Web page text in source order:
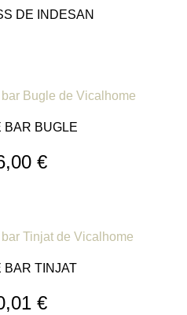
DE INDESAN
BAR BUGLE
€
BAR TINJAT
€